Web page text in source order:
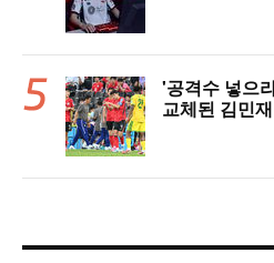
'공격수 넣으
교체된 김민